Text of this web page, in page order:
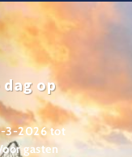
op
3-2026 tot
gasten